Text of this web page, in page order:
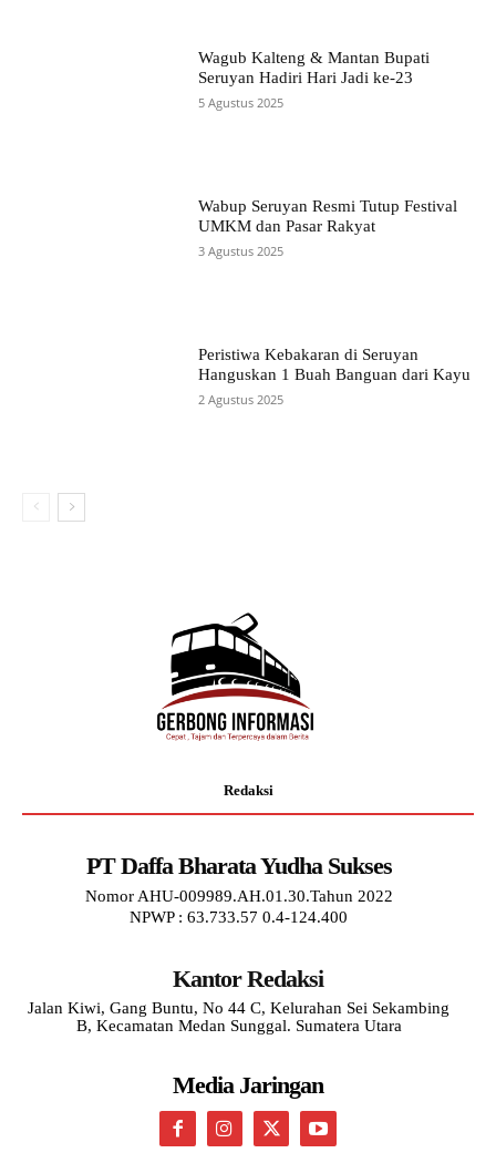
Wagub Kalteng & Mantan Bupati
Seruyan Hadiri Hari Jadi ke-23
5 Agustus 2025
Wabup Seruyan Resmi Tutup Festival
UMKM dan Pasar Rakyat
3 Agustus 2025
Peristiwa Kebakaran di Seruyan
Hanguskan 1 Buah Banguan dari Kayu
2 Agustus 2025
Redaksi
PT Daffa Bharata Yudha Sukses
Nomor AHU-009989.AH.01.30.Tahun 2022
NPWP : 63.733.57 0.4-124.400
Kantor Redaksi
Jalan Kiwi, Gang Buntu, No 44 C, Kelurahan Sei Sekambing
B, Kecamatan Medan Sunggal. Sumatera Utara
Media Jaringan